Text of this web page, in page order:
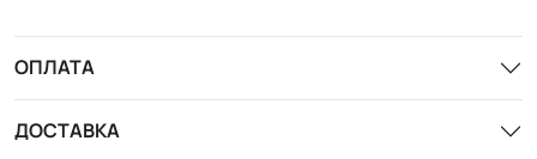
ОПЛАТА
ДОСТАВКА